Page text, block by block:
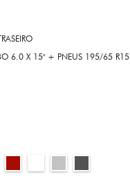
6.0 X 15" + PNEUS 195/65 R15